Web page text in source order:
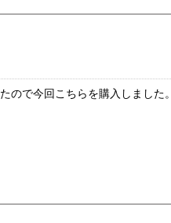
ので今回こちらを購入しました。